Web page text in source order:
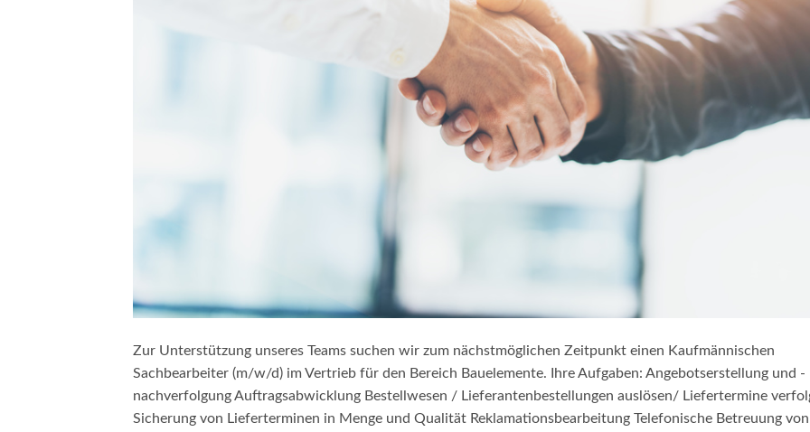
Zur Unterstützung unseres Teams suchen wir zum nächstmöglichen Zeitpunkt einen Kaufmännischen
Sachbearbeiter (m/w/d) im Vertrieb für den Bereich Bauelemente. Ihre Aufgaben: Angebotserstellung und -
nachverfolgung Auftragsabwicklung Bestellwesen / Lieferantenbestellungen auslösen/ Liefertermine
Sicherung von Lieferterminen in Menge und Qualität Reklamationsbearbeitung Telefonische Betreuung von